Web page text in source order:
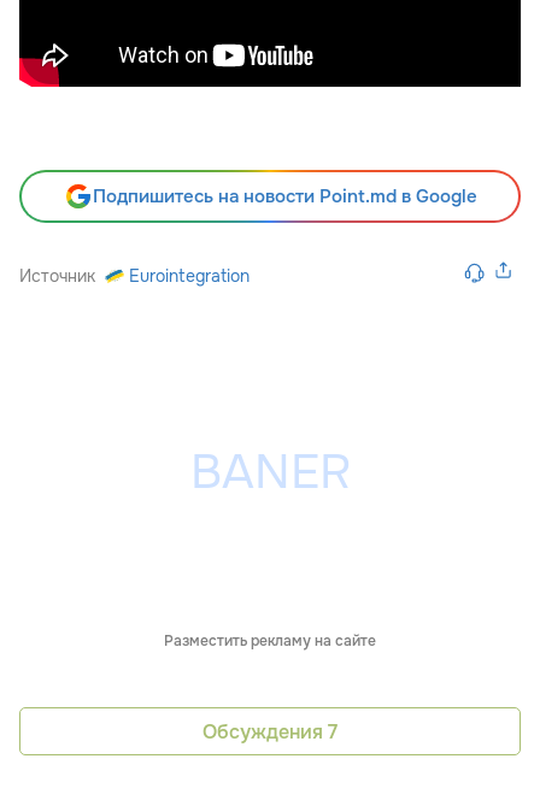
Подпишитесь на новости Point.md в Google
Источник Eurointegration
Разместить рекламу на сайте
Обсуждения 7